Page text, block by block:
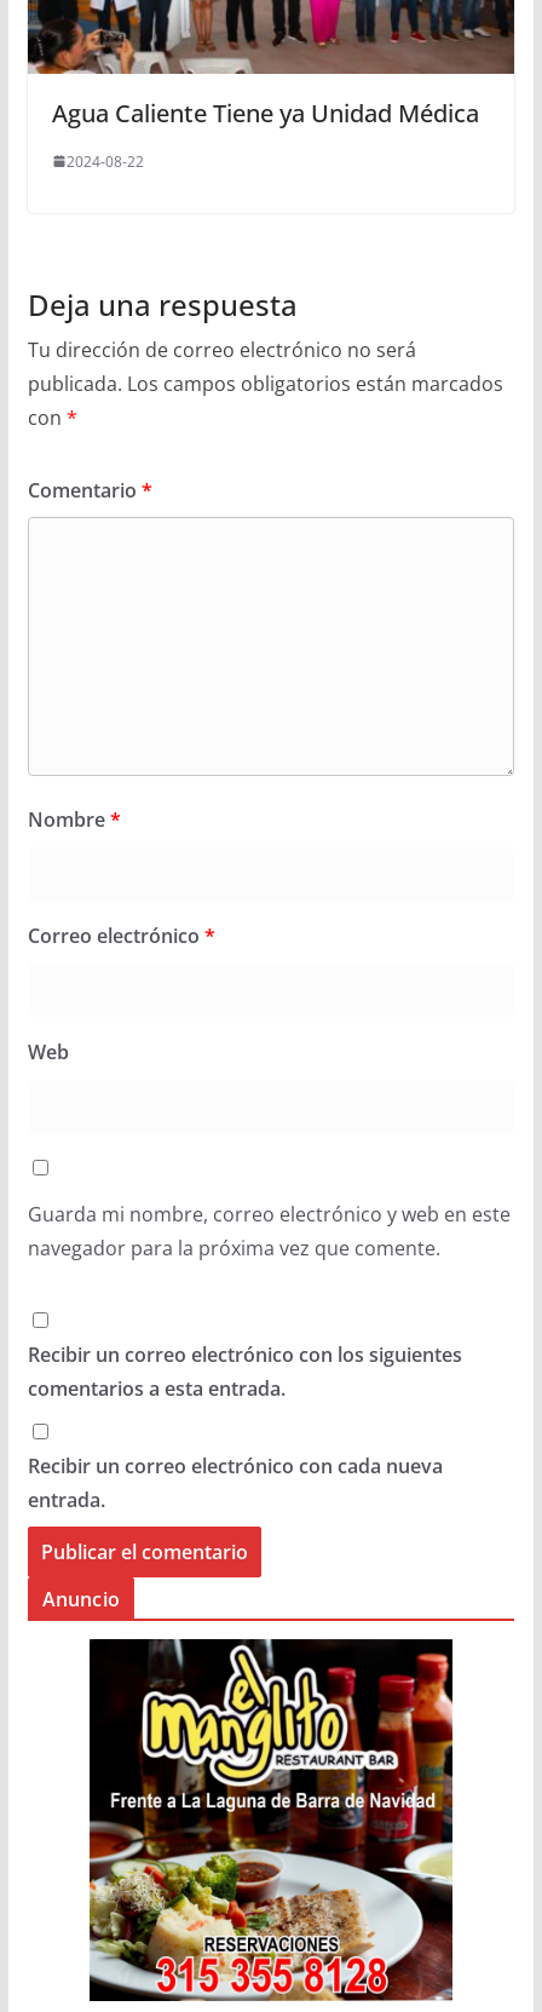
Agua Caliente Tiene ya Unidad Médica
2024-08-22
Deja una respuesta
Tu dirección de correo electrónico no será
publicada. Los campos obligatorios están marcados
con *
Comentario *
Nombre*
Correo electrónico *
Web
Guarda mi nombre, correo electrónico y web en este
navegador para la próxima vez que comente.
Recibir un correo electrónico con los siguientes
comentarios a esta entrada.
Recibir un correo electrónico con cada nueva
entrada.
Anuncio